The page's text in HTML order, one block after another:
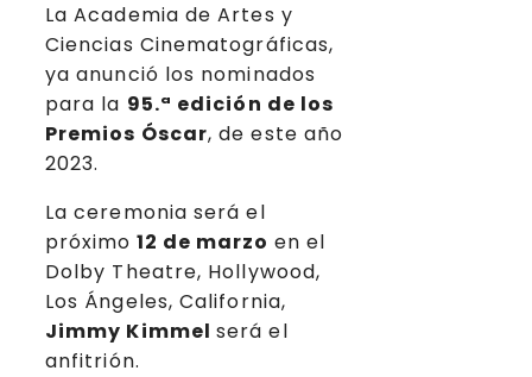
La Academia de Artes y
Ciencias Cinematográficas,
ya anunció los nominados
para la 95.ª edición de los
Premios Óscar, de este año
2023.
La ceremonia será el
próximo 12 de marzo en el
Dolby Theatre, Hollywood,
Los Ángeles, California,
Jimmy Kimmelserá el
anfitrión.